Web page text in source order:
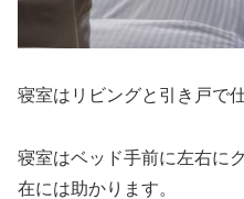
寝室はリビングと引き戸で
寝室はベッド手前に左右に
在には助かります。